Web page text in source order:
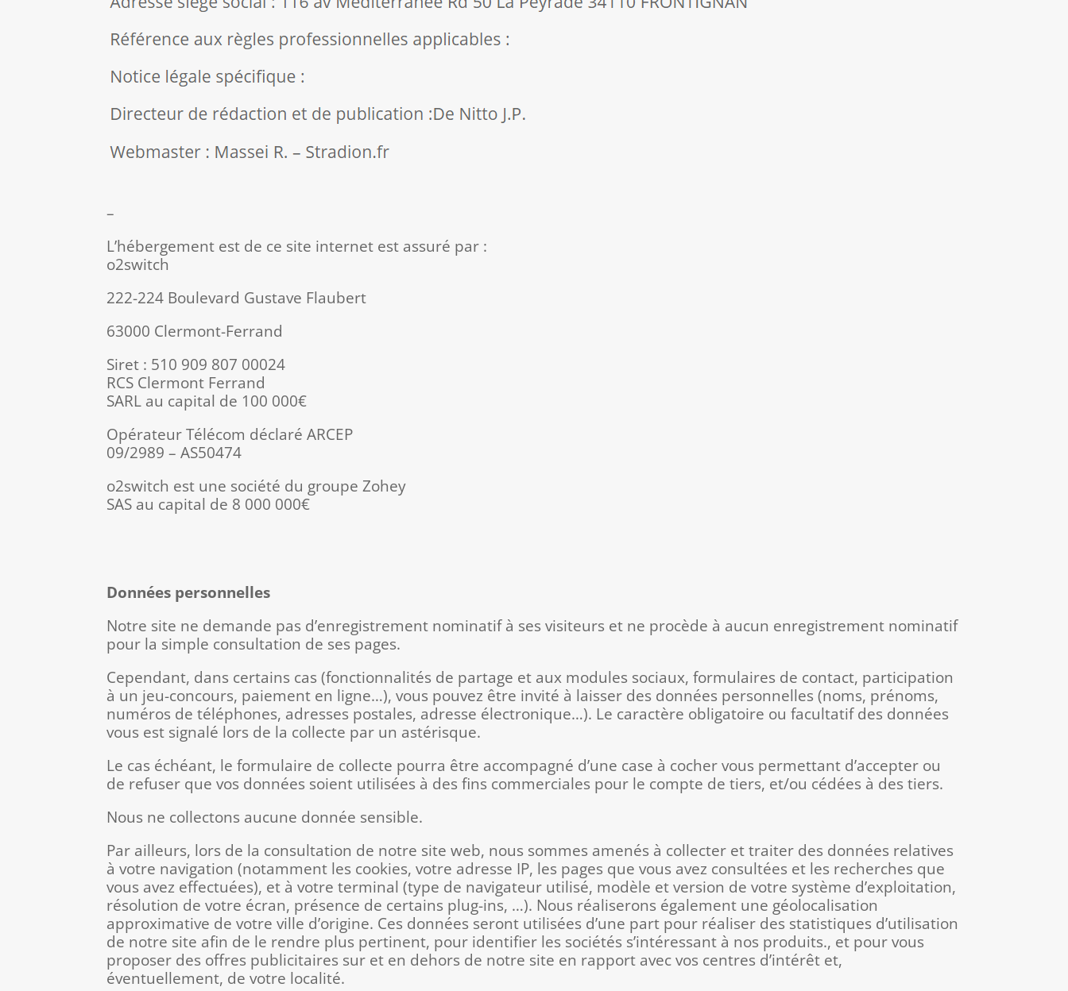
–
L’hébergement est de ce site internet est assuré par :
o2switch
222-224 Boulevard Gustave Flaubert
63000 Clermont-Ferrand
Siret : 510 909 807 00024
RCS Clermont Ferrand
SARL au capital de 100 000€
Opérateur Télécom déclaré ARCEP
09/2989 – AS50474
o2switch est une société du groupe Zohey
SAS au capital de 8 000 000€
Données personnelles
Notre site ne demande pas d’enregistrement nominatif à ses visiteurs et ne procède à aucun enregistrement nominatif
pour la simple consultation de ses pages.
Cependant, dans certains cas (fonctionnalités de partage et aux modules sociaux, formulaires de contact, participation
à un jeu-concours, paiement en ligne…), vous pouvez être invité à laisser des données personnelles (noms, prénoms,
numéros de téléphones, adresses postales, adresse électronique…). Le caractère obligatoire ou facultatif des données
vous est signalé lors de la collecte par un astérisque.
Le cas échéant, le formulaire de collecte pourra être accompagné d’une case à cocher vous permettant d’accepter ou
de refuser que vos données soient utilisées à des fins commerciales pour le compte de tiers, et/ou cédées à des tiers.
Nous ne collectons aucune donnée sensible.
Par ailleurs, lors de la consultation de notre site web, nous sommes amenés à collecter et traiter des données relatives
à votre navigation (notamment les cookies, votre adresse IP, les pages que vous avez consultées et les recherches que
vous avez effectuées), et à votre terminal (type de navigateur utilisé, modèle et version de votre système d’exploitation,
résolution de votre écran, présence de certains plug-ins, …). Nous réaliserons également une géolocalisation
approximative de votre ville d’origine. Ces données seront utilisées d’une part pour réaliser des statistiques d’utilisation
de notre site afin de le rendre plus pertinent, pour identifier les sociétés s’intéressant à nos produits., et pour vous
proposer des offres publicitaires sur et en dehors de notre site en rapport avec vos centres d’intérêt et,
éventuellement, de votre localité.